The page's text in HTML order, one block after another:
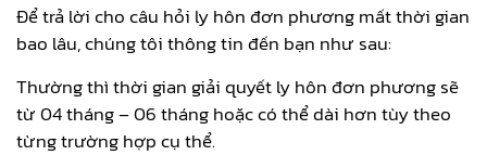
Để trả lời cho câu hỏi ly hôn đơn phương mất thời gian
bao lâu, chúng tôi thông tin đến bạn như sau:
Thường thì thời gian giải quyết ly hôn đơn phương sẽ
từ 04 tháng – 06 tháng hoặc có thể dài hơn tùy theo
từng trường hợp cụ thể.